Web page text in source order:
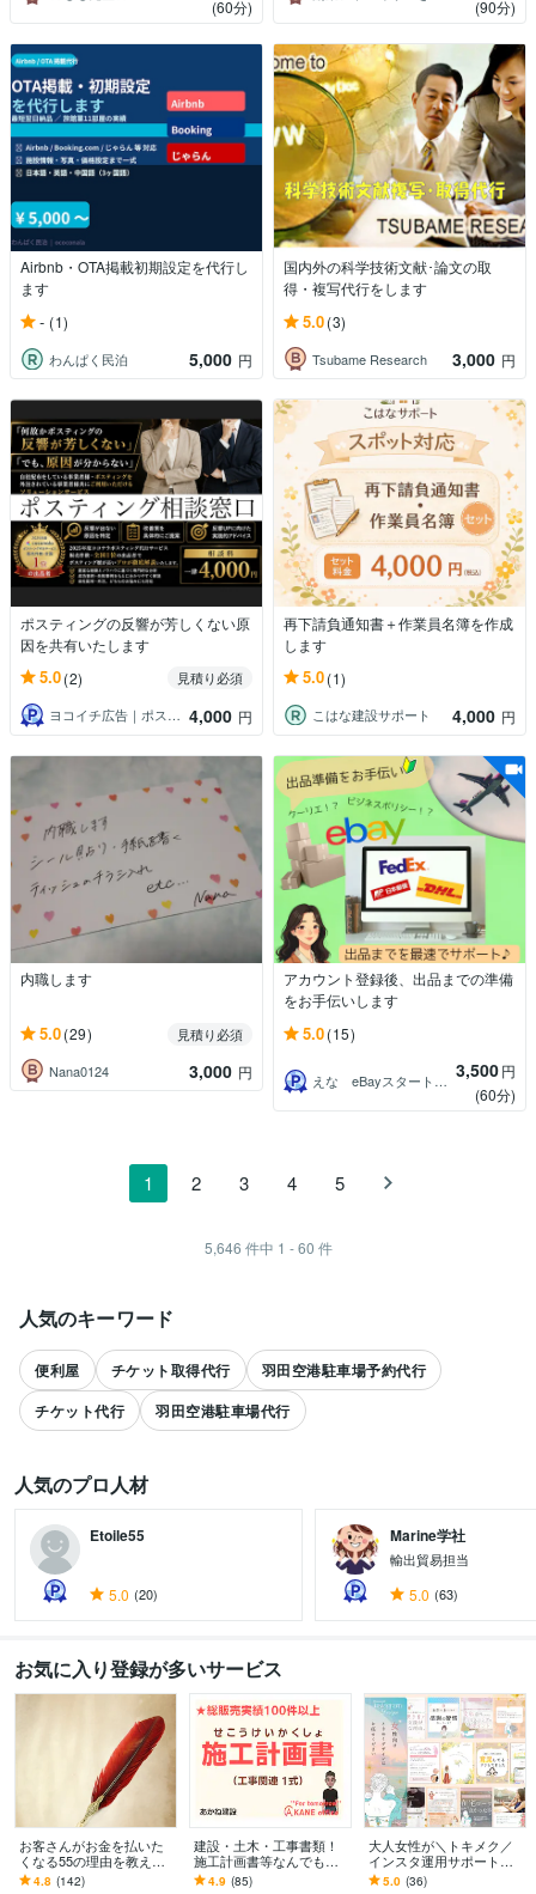
(60分)
(90分)
Airbnb・OTA掲載初期設定を代行し
ます
- (1)
わんぱく民泊 5,000 円
国内外の科学技術文献･論文の取
得・複写代行をします
5.0(3)
Tsubame Research 3,000 円
ポスティングの反響が芳しくない原
因を共有いたします
5.0(2)
見積り必須
ヨコイチ広告｜ポスティング代行パートナー 4,000 円
再下請負通知書＋作業員名簿を作成
します
5.0(1)
こはな建設サポート 4,000 円
内職します
5.0(29)
見積り必須
Nana0124
3,000 円
アカウント登録後、出品までの準備
をお手伝いします
5.0(15)
えな eBayスタートサポーター 3,500円
(60分)
1 2 3 4 5
5,646 件中 1 - 60 件
人気のキーワード
便利屋 チケット取得代行
羽田空港駐車場予約代行
チケット代行
羽田空港駐車場代行
人気のプロ人材
Etoile55
5.0 (20)
Marine学社
輸出貿易担当
5.0 (63)
お気に入り登録が多いサービス
お客さんがお金を払いた
くなる55の理由を教えま
す 『自分がどうすれば人
4.8 (142)
建設・土木・工事書類！
施工計画書等なんでもし
ます 【総販売200件】・
4.9 (85)
大人女性が＼トキメク／
インスタ運用サポートま
す 【プラチナ認定】編集
5.0 (36)